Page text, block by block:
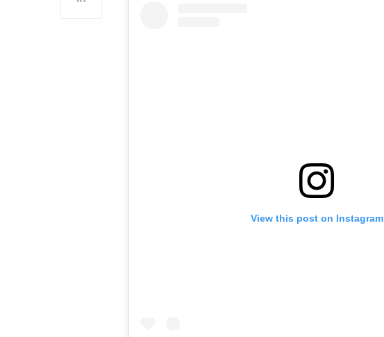
View this post on Instagram